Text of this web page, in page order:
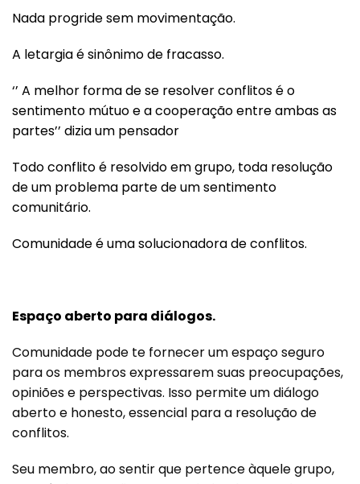
Nada progride sem movimentação.
A letargia é sinônimo de fracasso.
‘’ A melhor forma de se resolver conflitos é o
sentimento mútuo e a cooperação entre ambas as
partes’’ dizia um pensador
Todo conflito é resolvido em grupo, toda resolução
de um problema parte de um sentimento
comunitário.
Comunidade é uma solucionadora de conflitos.
Espaço aberto para diálogos.
Comunidade pode te fornecer um espaço seguro
para os membros expressarem suas preocupações,
opiniões e perspectivas. Isso permite um diálogo
aberto e honesto, essencial para a resolução de
conflitos.
Seu membro, ao sentir que pertence àquele grupo,